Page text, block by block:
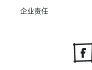
企业责任